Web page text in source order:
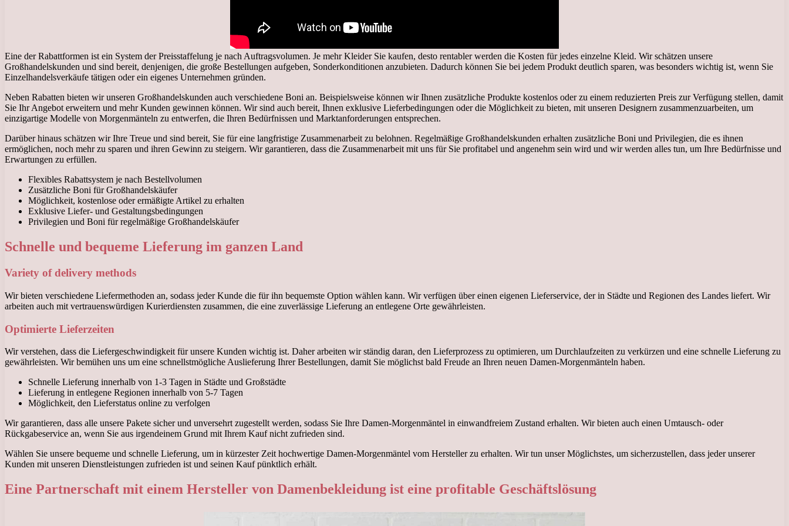
Eine der Rabattformen ist ein System der Preisstaffelung je nach Auftragsvolumen. Je mehr Kleider Sie kaufen, desto rentabler werden die Kosten für jedes einzelne Kleid. Wir schätzen unsere
Großhandelskunden und sind bereit, denjenigen, die große Bestellungen aufgeben, Sonderkonditionen anzubieten. Dadurch können Sie bei jedem Produkt deutlich sparen, was besonders wichtig ist, wenn Sie
Einzelhandelsverkäufe tätigen oder ein eigenes Unternehmen gründen.
Neben Rabatten bieten wir unseren Großhandelskunden auch verschiedene Boni an. Beispielsweise können wir Ihnen zusätzliche Produkte kostenlos oder zu einem reduzierten Preis zur Verfügung stellen, damit
Sie Ihr Angebot erweitern und mehr Kunden gewinnen können. Wir sind auch bereit, Ihnen exklusive Lieferbedingungen oder die Möglichkeit zu bieten, mit unseren Designern zusammenzuarbeiten, um
einzigartige Modelle von Morgenmänteln zu entwerfen, die Ihren Bedürfnissen und Marktanforderungen entsprechen.
Darüber hinaus schätzen wir Ihre Treue und sind bereit, Sie für eine langfristige Zusammenarbeit zu belohnen. Regelmäßige Großhandelskunden erhalten zusätzliche Boni und Privilegien, die es ihnen
ermöglichen, noch mehr zu sparen und ihren Gewinn zu steigern. Wir garantieren, dass die Zusammenarbeit mit uns für Sie profitabel und angenehm sein wird und wir werden alles tun, um Ihre Bedürfnisse und
Erwartungen zu erfüllen.
Flexibles Rabattsystem je nach Bestellvolumen
Zusätzliche Boni für Großhandelskäufer
Möglichkeit, kostenlose oder ermäßigte Artikel zu erhalten
Exklusive Liefer- und Gestaltungsbedingungen
Privilegien und Boni für regelmäßige Großhandelskäufer
Schnelle und bequeme Lieferung im ganzen Land
Variety of delivery methods
Wir bieten verschiedene Liefermethoden an, sodass jeder Kunde die für ihn bequemste Option wählen kann. Wir verfügen über einen eigenen Lieferservice, der in Städte und Regionen des Landes liefert. Wir
arbeiten auch mit vertrauenswürdigen Kurierdiensten zusammen, die eine zuverlässige Lieferung an entlegene Orte gewährleisten.
Optimierte Lieferzeiten
Wir verstehen, dass die Liefergeschwindigkeit für unsere Kunden wichtig ist. Daher arbeiten wir ständig daran, den Lieferprozess zu optimieren, um Durchlaufzeiten zu verkürzen und eine schnelle Lieferung zu
gewährleisten. Wir bemühen uns um eine schnellstmögliche Auslieferung Ihrer Bestellungen, damit Sie möglichst bald Freude an Ihren neuen Damen-Morgenmänteln haben.
Schnelle Lieferung innerhalb von 1-3 Tagen in Städte und Großstädte
Lieferung in entlegene Regionen innerhalb von 5-7 Tagen
Möglichkeit, den Lieferstatus online zu verfolgen
Wir garantieren, dass alle unsere Pakete sicher und unversehrt zugestellt werden, sodass Sie Ihre Damen-Morgenmäntel in einwandfreiem Zustand erhalten. Wir bieten auch einen Umtausch- oder
Rückgabeservice an, wenn Sie aus irgendeinem Grund mit Ihrem Kauf nicht zufrieden sind.
Wählen Sie unsere bequeme und schnelle Lieferung, um in kürzester Zeit hochwertige Damen-Morgenmäntel vom Hersteller zu erhalten. Wir tun unser Möglichstes, um sicherzustellen, dass jeder unserer
Kunden mit unseren Dienstleistungen zufrieden ist und seinen Kauf pünktlich erhält.
Eine Partnerschaft mit einem Hersteller von Damenbekleidung ist eine profitable Geschäftslösung